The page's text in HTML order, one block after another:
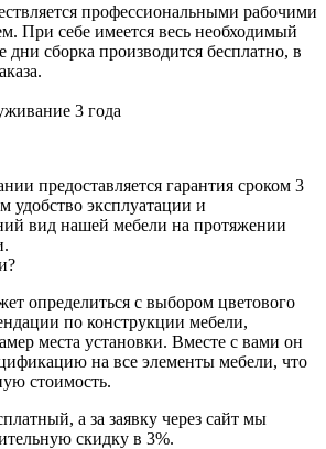
профессиональными рабочими
При себе имеется весь необходимый
дни сборка производится бесплатно, в
предоставляется гарантия сроком 3
удобство эксплуатации и
вид нашей мебели на протяжении
определиться с выбором цветового
по конструкции мебели,
места установки. Вместе с вами он
на все элементы мебели, что
стоимость.
, а за заявку через сайт мы
скидку в 3%.